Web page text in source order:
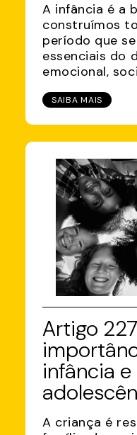
A infância é a
construímos
período que
essenciais do
emocional,
SAIBA MAIS
Artigo
infância e
A criança é